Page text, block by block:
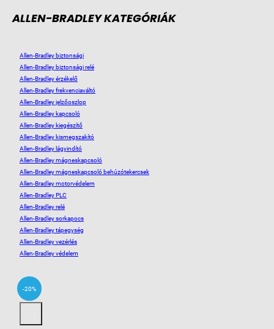
ALLEN-BRADLEY KATEGÓRIÁK
Allen-Bradley biztonsági
Allen-Bradley biztonsági relé
Allen-Bradley érzékelő
Allen-Bradley frekvenciaváltó
Allen-Bradley jelzőoszlop
Allen-Bradley kapcsoló
Allen-Bradley kiegészítő
Allen-Bradley kismegszakító
Allen-Bradley lágyindító
Allen-Bradley mágneskapcsoló
Allen-Bradley mágneskapcsoló behúzótekercsek
Allen-Bradley motorvédelem
Allen-Bradley PLC
Allen-Bradley relé
Allen-Bradley sorkapocs
Allen-Bradley tápegység
Allen-Bradley vezérlés
Allen-Bradley védelem
-20%